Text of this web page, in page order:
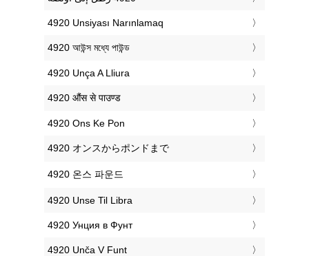
‎4920 Unsiyası Narınlamaq
‎4920 আউন্স মধ্যে পাউন্ড
‎4920 Unça A Lliura
‎4920 औंस से पाउण्ड
‎4920 Ons Ke Pon
‎4920 オンスからポンドまで
‎4920 온스 파운드
‎4920 Unse Til Libra
‎4920 Унция в Фунт
‎4920 Unča V Funt